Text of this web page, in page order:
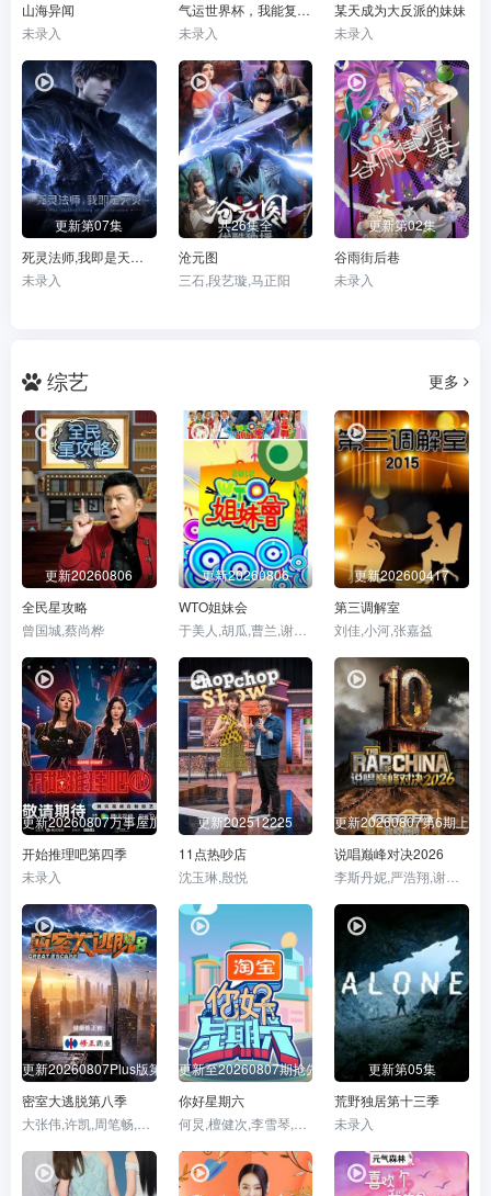
山海异闻
未录入
气运世界杯，我能复制所有球星技能
未录入
某天成为大反派的妹妹
未录入
更新第07集
死灵法师,我即是天灾(2026)
未录入
共26集全
沧元图
三石,段艺璇,马正阳
更新第02集
谷雨街后巷
未录入
综艺 更多
更新20260806
全民星攻略
曾国城,蔡尚桦
更新20260806
WTO姐妹会
于美人,胡瓜,曹兰,谢哲青,高伊玲,钟欣愉
更新202600417
第三调解室
刘佳,小河,张嘉益
更新20260807万事屋加更第9期
开始推理吧第四季
未录入
更新202512225
11点热吵店
沈玉琳,殷悦
更新20260807第6期上巅
说唱巅峰对决2026
更新20260807Plus版第3期
密室大逃脱第八季
更新至20260807期抢先逛
你好星期六
更新第05集
荒野独居第十三季
未录入